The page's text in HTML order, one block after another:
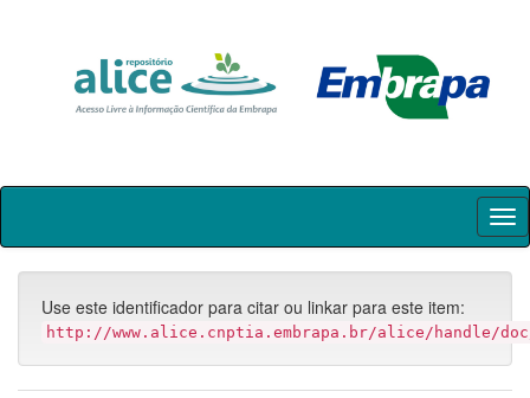
Skip
Use este identificador para citar ou linkar para este item:
http://www.alice.cnptia.embrapa.br/alice/handle/